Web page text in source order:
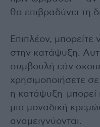
θα επιβραδύνει τη
Επιπλέον, μπορείτε
στην κατάψυξη.
συμβουλή εάν
χρησιμοποιήσετε
η κατάψυξη μπορεί
μια μοναδική
αναμειγνύονται.